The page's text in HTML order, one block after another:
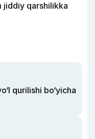
jiddiy qarshilikka
qurilishi bo‘yicha